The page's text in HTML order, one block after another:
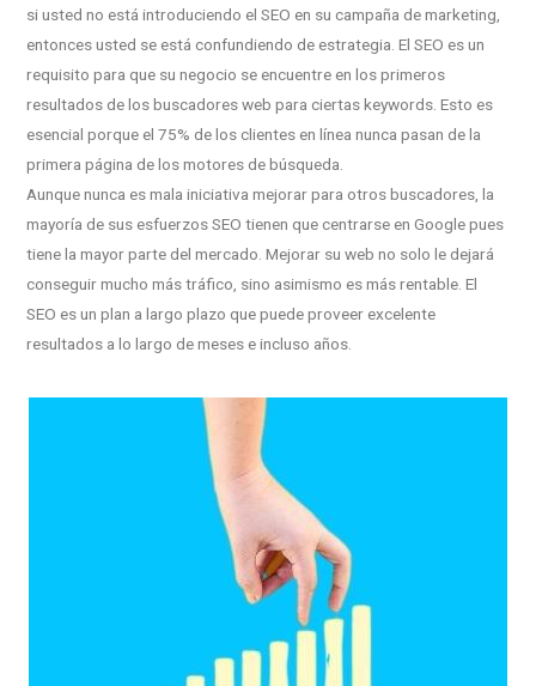
si usted no está introduciendo el SEO en su campaña de marketing,
entonces usted se está confundiendo de estrategia. El SEO es un
requisito para que su negocio se encuentre en los primeros
resultados de los buscadores web para ciertas keywords. Esto es
esencial porque el 75% de los clientes en línea nunca pasan de la
primera página de los motores de búsqueda.
Aunque nunca es mala iniciativa mejorar para otros buscadores, la
mayoría de sus esfuerzos SEO tienen que centrarse en Google pues
tiene la mayor parte del mercado. Mejorar su web no solo le dejará
conseguir mucho más tráfico, sino asimismo es más rentable. El
SEO es un plan a largo plazo que puede proveer excelente
resultados a lo largo de meses e incluso años.